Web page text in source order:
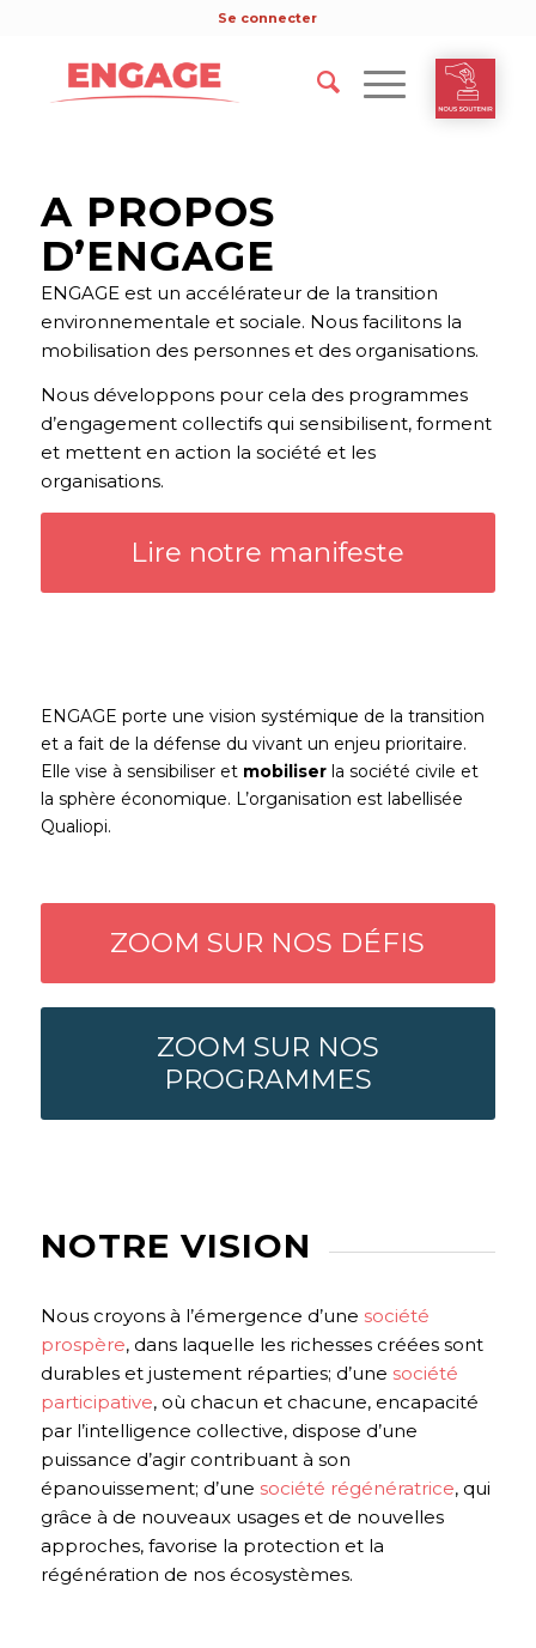
Se connecter
A PROPOS
D’ENGAGE
ENGAGE est un accélérateur de la transition
environnementale et sociale. Nous facilitons la
mobilisation des personnes et des organisations.
Nous développons pour cela des programmes
d’engagement collectifs qui sensibilisent, forment
et mettent en action la société et les
organisations.
Lire notre manifeste
ENGAGE porte une vision systémique de la transition
et a fait de la défense du vivant un enjeu prioritaire.
Elle vise à sensibiliseret mobiliserla société civile et
la sphère économique. L’organisation est labellisée
Qualiopi.
ZOOM SUR NOS DÉFIS
ZOOM SUR NOS
PROGRAMMES
NOTRE VISION
Nous croyons à l’émergence d’une société
prospère, dans laquelle les richesses créées sont
durables et justement réparties; d’une société
participative, où chacun et chacune, encapacité
par l’intelligence collective, dispose d’une
puissance d’agir contribuant à son
épanouissement; d’une société régénératrice, qui
grâce à de nouveaux usages et de nouvelles
approches, favorise la protection et la
régénération de nos écosystèmes.